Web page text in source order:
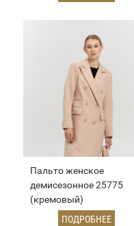
Пальто женское
демисезонное 25775
(кремовый)
ПОДРОБНЕЕ